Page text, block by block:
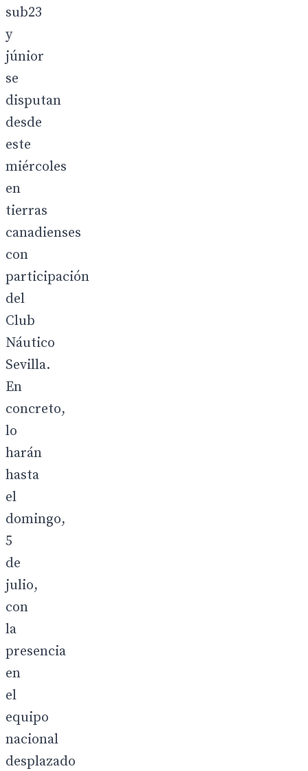
sub23
y
júnior
se
disputan
desde
este
miércoles
en
tierras
canadienses
con
participación
del
Club
Náutico
Sevilla.
En
concreto,
lo
harán
hasta
el
domingo,
5
de
julio,
con
la
presencia
en
el
equipo
nacional
desplazado